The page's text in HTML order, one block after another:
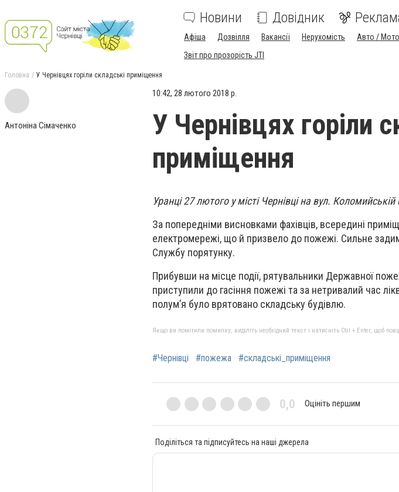
Новини Довідник
Афіша Дозвілля Вакансії Нерухомість Авто / Мото
Звіт про прозорість JTI
Головна У Чернівцях горіли складські приміщення
Антоніна Сімаченко
10:42, 28 лютого 2018 р.
У Чернівцях горіли
приміщення
Уранці 27 лютого у місті Чернівці на вул.
За попередніми висновками фахівців, всередині
електромережі, що й призвело до пожежі. Сильне
Службу порятунку.
Прибувши на місце події, рятувальники Державної
приступили до гасіння пожежі та за нетривалий час
полум’я було врятовано складську будівлю.
Якщо ви помітили помилку, виділіть необхідний текст і натисніть Ctrl + Enter, щоб
#Чернівці #пожежа #складські_приміщення
0,0 Оцініть першим
Поділіться та підписуйтесь на наші джерела